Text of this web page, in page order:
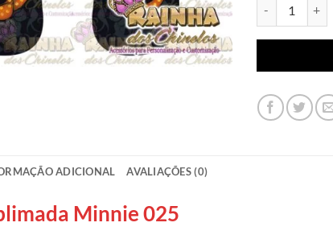
ADICIONAL AVALIAÇÕES (0)
Minnie 025